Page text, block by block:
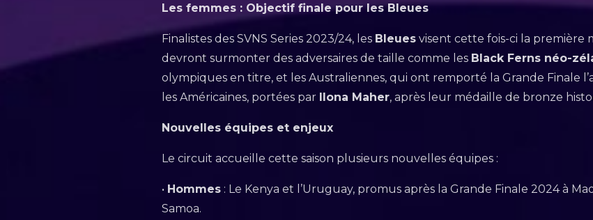
Les femmes : Objectif finale pour les Bleues
Finalistes des SVNS Series 2023/24, les Bleues visent cette fois-ci la première
devront surmonter des adversaires de taille comme les Black Ferns néo-
olympiques en titre, et les Australiennes, qui ont remporté la Grande Finale
les Américaines, portées par Ilona Maher, après leur médaille de bronze
Nouvelles équipes et enjeux
Le circuit accueille cette saison plusieurs nouvelles équipes :
• Hommes : Le Kenya et l’Uruguay, promus après la Grande Finale 2024 à
Samoa.